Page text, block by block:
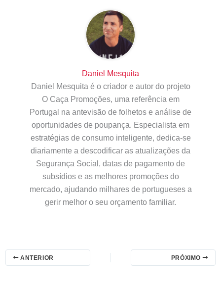
Daniel Mesquita
Daniel Mesquita é o criador e autor do projeto
O Caça Promoções, uma referência em
Portugal na antevisão de folhetos e análise de
oportunidades de poupança. Especialista em
estratégias de consumo inteligente, dedica-se
diariamente a descodificar as atualizações da
Segurança Social, datas de pagamento de
subsídios e as melhores promoções do
mercado, ajudando milhares de portugueses a
gerir melhor o seu orçamento familiar.
ANTERIOR PRÓXIMO